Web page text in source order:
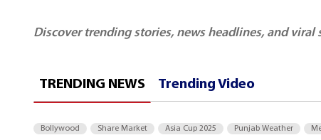
Discover trending stories, news headlines, and viral
TRENDING NEWS Trending Video
Bollywood Share Market Asia Cup 2025 Punjab Weather